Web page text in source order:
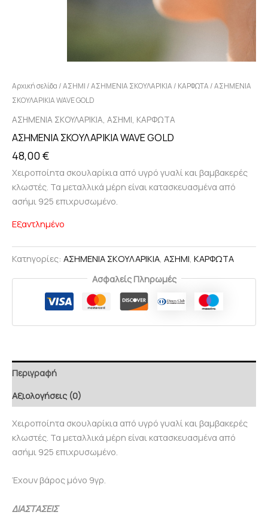
Αρχική σελίδα /ΑΣΗΜΙ /ΑΣΗΜΕΝΙΑ ΣΚΟΥΛΑΡΙΚΙΑ / ΚΑΡΦΩΤΑ / ΑΣΗΜΕΝΙΑ
ΣΚΟΥΛΑΡΙΚΙΑ WAVE GOLD
ΑΣΗΜΕΝΙΑ ΣΚΟΥΛΑΡΙΚΙΑ, ΑΣΗΜΙ, ΚΑΡΦΩΤΑ
ΑΣΗΜΕΝΙΑ ΣΚΟΥΛΑΡΙΚΙΑ WAVE GOLD
48,00€
Χειροποίητα σκουλαρίκια από υγρό γυαλί και βαμβακερές
κλωστές. Τα μεταλλικά μέρη είναι κατασκευασμένα από
ασήμι 925 επιχρυσωμένο.
Εξαντλημένο
Κατηγορίες: ΑΣΗΜΕΝΙΑ ΣΚΟΥΛΑΡΙΚΙΑ, ΑΣΗΜΙ, ΚΑΡΦΩΤΑ
Ασφαλείς Πληρωμές
Περιγραφή
Αξιολογήσεις (0)
Χειροποίητα σκουλαρίκια από υγρό γυαλί και βαμβακερές
κλωστές. Τα μεταλλικά μέρη είναι κατασκευασμένα από
ασήμι 925 επιχρυσωμένο.
Έχουν βάρος μόνο 9γρ.
ΔΙΑΣΤΑΣΕΙΣ